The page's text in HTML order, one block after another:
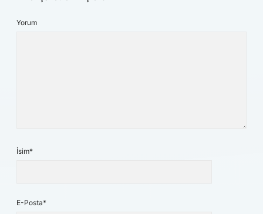
Yorum
İsim*
E-Posta*